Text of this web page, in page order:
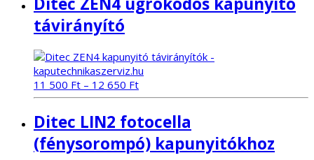
távirányító
11 500 Ft – 12 650 Ft
Ditec LIN2 fotocella
(fénysorompó) kapunyitókhoz